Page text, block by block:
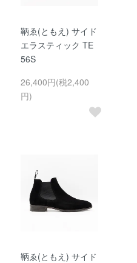
鞆ゑ(ともえ) サイド
エラスティック TE
56S
26,400円(税2,400
円)
鞆ゑ(ともえ) サイド